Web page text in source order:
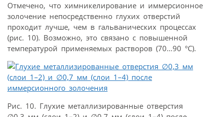
Отмечено, что химникелирование и иммерсионное
золочение непосредственно глухих отверстий
проходит лучше, чем в гальванических процессах
(рис. 10). Возможно, это связано с повышенной
температурой применяемых растворов (70…90 °С).
Рис. 10. Глухие металлизированные отверстия